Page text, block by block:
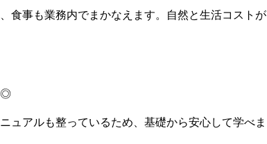
食事も業務内でまかなえます。自然と生活コストが
◎
ュアルも整っているため、基礎から安心して学べま